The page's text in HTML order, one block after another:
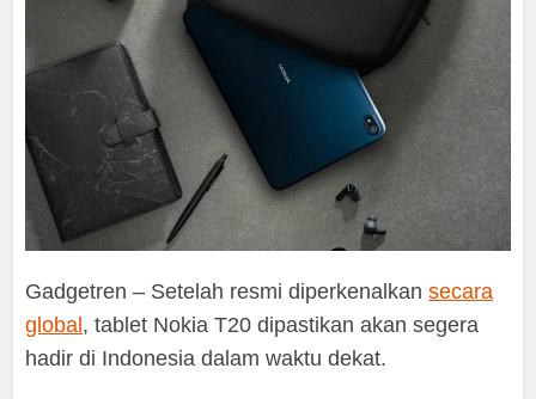
Gadgetren – Setelah resmi diperkenalkansecara
global , tablet Nokia T20 dipastikan akan segera
hadir di Indonesia dalam waktu dekat.